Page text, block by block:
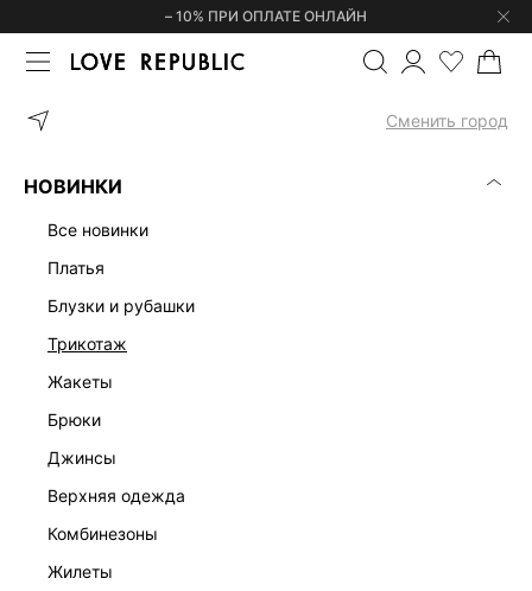
– 10% ПРИ ОПЛАТЕ ОНЛАЙН
Сменить город
НОВИНКИ
все новинки
платья
блузки и рубашки
трикотаж
жакеты
брюки
джинсы
верхняя одежда
комбинезоны
жилеты
ГЛАВНАЯ КОМБИНЕЗОН С